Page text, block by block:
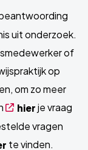
uit onderzoek.
of
op
om zo meer
hierje vraag
vragen
te vinden.